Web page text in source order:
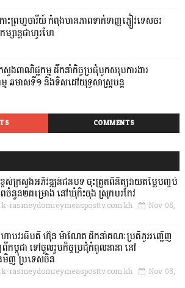
ព្រហ្មចារីយ៍ កំពុងមានភាពទាក់ទាញភ្ញៀវទេសចរ
សាន្តជាហូរហែ
រសួងពាណិជ្ជកម្ម ដឹកនាំកិច្ចប្រជុំបូកសរុបការងារ
ម ឆមាសទី១ និងទិសដៅយុទ្ធសាស្រ្តបន្ត
COMMENTS
ខ្ពស់ក្រសួងអភិវឌ្ឍន៍ជនបទ ចុះត្រួតពិនិត្យវាយតម្លៃបញ្ចប់
ចំនួន២គម្រោង នៅឃុំកិះចុង ស្រុកបរកែវ
rasmeydomreymeasposttv.com.kh Nov 05,
ហាបវរធិបតី ហ៊ុន ម៉ាណែត ដឹកនាំគណៈប្រតិភូអញ្ជើញ
កម្ពុជា ទៅចូលរួមកិច្ចប្រជុំកំពូលនានា នៅ
មិញ ប្រទេសចិន
rasmeydomreymeasposttv.com.kh Nov 05,